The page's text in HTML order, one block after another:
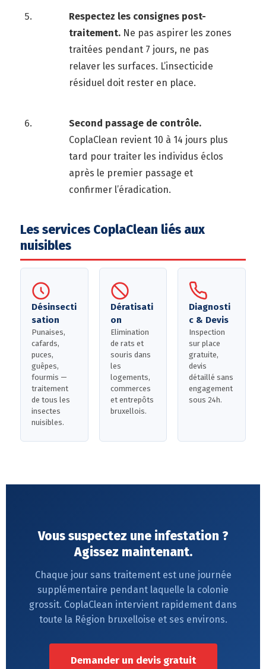
Respectez les consignes post-
traitement. Ne pas aspirer les zones
traitées pendant 7 jours, ne pas
relaver les surfaces. L’insecticide
résiduel doit rester en place.
Second passage de contrôle.
CoplaClean revient 10 à 14 jours plus
tard pour traiter les individus éclos
après le premier passage et
confirmer l’éradication.
Les services CoplaClean liés aux
nuisibles
Désinsecti
sation
Punaises,
cafards,
puces,
guêpes,
fourmis —
traitement
de tous les
insectes
nuisibles.
Dératisati
on
Elimination
de rats et
souris dans
les
logements,
commerces
et entrepôts
bruxellois.
Diagnosti
c & Devis
Inspection
sur place
gratuite,
devis
détaillé sans
engagement
sous 24h.
Vous suspectez une infestation ?
Agissez maintenant.
Chaque jour sans traitement est une journée
supplémentaire pendant laquelle la colonie
grossit. CoplaClean intervient rapidement dans
toute la Région bruxelloise et ses environs.
Demander un devis gratuit